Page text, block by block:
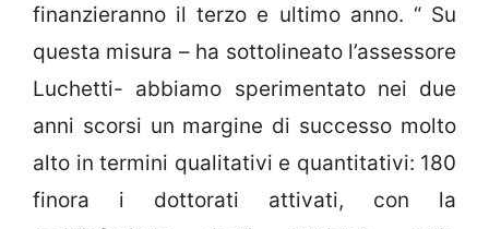
finanzieranno il terzo e ultimo anno. “ Su
questa misura – ha sottolineato l’assessore
Luchetti- abbiamo sperimentato nei due
anni scorsi un margine di successo molto
alto in termini qualitativi e quantitativi: 180
finora i dottorati attivati, con la